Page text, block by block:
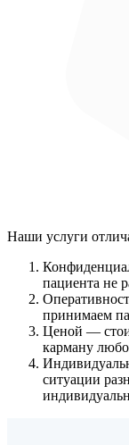
Наши услуги
пациента не
принимаем
Ценой —
карману
ситуации